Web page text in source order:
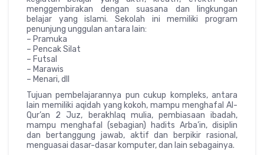
menggembirakan dengan suasana dan lingkungan
belajar yang islami. Sekolah ini memiliki program
penunjung unggulan antara lain:
– Pramuka
– Pencak Silat
– Futsal
– Marawis
– Menari, dll
Tujuan pembelajarannya pun cukup kompleks, antara
lain memiliki aqidah yang kokoh, mampu menghafal Al-
Qur’an 2 Juz, berakhlaq mulia, pembiasaan ibadah,
mampu menghafal (sebagian) hadits Arba’in, disiplin
dan bertanggung jawab, aktif dan berpikir rasional,
menguasai dasar-dasar komputer, dan lain sebagainya.